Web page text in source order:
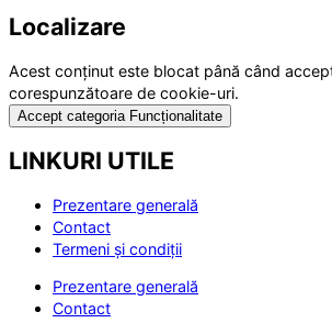
Localizare
Acest conținut este blocat până când
corespunzătoare de cookie-uri.
Accept categoria Funcționalitate
LINKURI UTILE
Prezentare generală
Contact
Termeni și condiții
Prezentare generală
Contact